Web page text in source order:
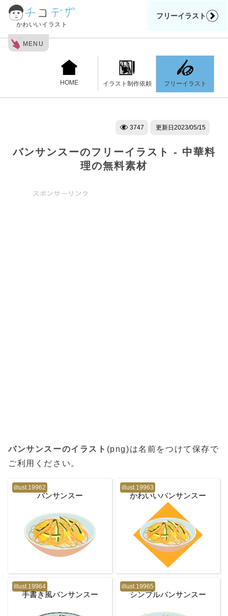
かわいいイラスト
フリーイラスト
MENU
HOME イラスト制作依頼 フリーイラスト
3747 更新日 2023/05/15
バンサンスーのフリーイラスト - 中華料
理の無料素材
バンサンスーのイラスト (png)は名前をつけて保存で
ご利用ください。
illust.19962
バンサンスー
illust.19963
かわいいバンサンスー
illust.19964
手書き風バンサンスー
illust.19965
シンプルバンサンスー